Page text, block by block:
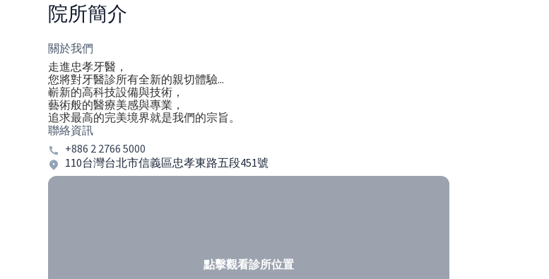
院所簡介
關於我們
走進忠孝牙醫，
您將對牙醫診所有全新的親切體驗...
嶄新的高科技設備與技術，
藝術般的醫療美感與專業，
追求最高的完美境界就是我們的宗旨。
聯絡資訊
+886 2 2766 5000
110台灣台北市信義區忠孝東路五段451號
點擊觀看診所位置